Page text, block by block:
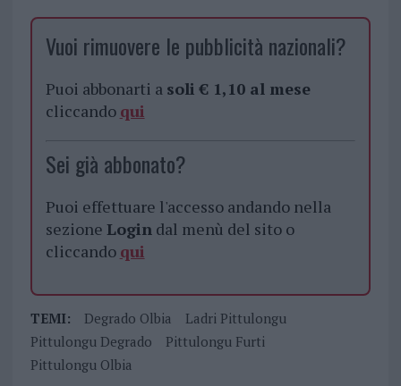
Vuoi rimuovere le pubblicità nazionali?
Puoi abbonarti a soli € 1,10 al mese
cliccando qui
Sei già abbonato?
Puoi effettuare l'accesso andando nella
sezione Logindal menù del sito o
cliccando qui
TEMI: Degrado Olbia
Ladri Pittulongu
Pittulongu Degrado
Pittulongu Furti
Pittulongu Olbia